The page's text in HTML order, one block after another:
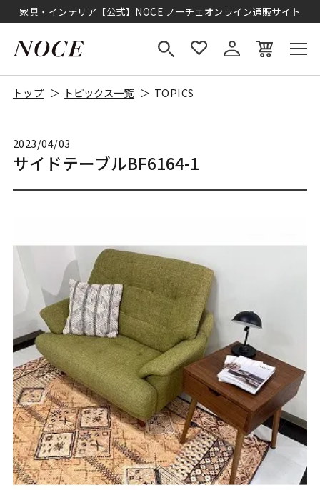
家具・インテリア【公式】NOCE ノーチェオンライン通販サイト
トップ トピックス一覧 TOPICS
2023/04/03
サイドテーブルBF6164-1